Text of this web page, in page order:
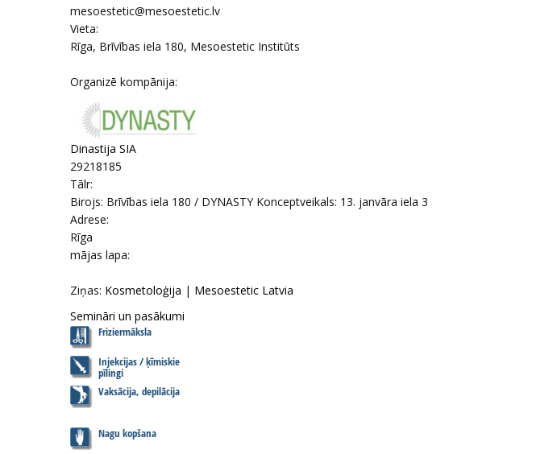
mesoestetic@mesoestetic.lv
Vieta:
Rīga, Brīvības iela 180, Mesoestetic Institūts
Organizē kompānija:
Dinastija SIA
29218185
Tālr:
Birojs: Brīvības iela 180 / DYNASTY Konceptveikals: 13. janvāra iela 3
Adrese:
Rīga
mājas lapa:
Ziņas: Kosmetoloģija | Mesoestetic Latvia
Semināri un pasākumi
Friziermāksla
Injekcijas / ķīmiskie
pīlingi
Vaksācija, depilācija
Nagu kopšana